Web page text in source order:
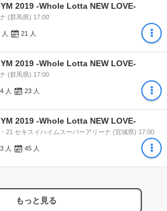
2019 -Whole Lotta NEW LOVE-
(群馬県) 17:00
人 21 人
2019 -Whole Lotta NEW LOVE-
(群馬県) 17:00
人 23 人
2019 -Whole Lotta NEW LOVE-
21 セキスイハイムスーパーアリーナ (宮城県) 17:00
人 45 人
もっと見る